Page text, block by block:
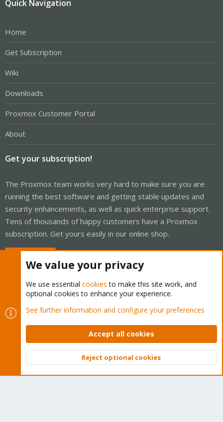
Quick Navigation
Home
Get Subscription
Wiki
Downloads
Proxmox Customer Portal
About
Get your subscription!
The Proxmox team works very hard to make sure you are
running the best software and getting stable updates and
security enhancements, as well as quick enterprise support.
Tens of thousands of happy customers have a Proxmox
subscription. Get yours easily in our online shop.
Cookies
Proxmox Support Forum - Light Mode
Contact us
Terms and rules Privacy policy Help Home
Community platform by XenForo © 2010-2026 XenForo Ltd.
Top
We value your privacy
We use essential cookies to make this site work, and
optional cookies to enhance your experience.
See further information and configure your preferences
Accept all cookies
Reject optional cookies